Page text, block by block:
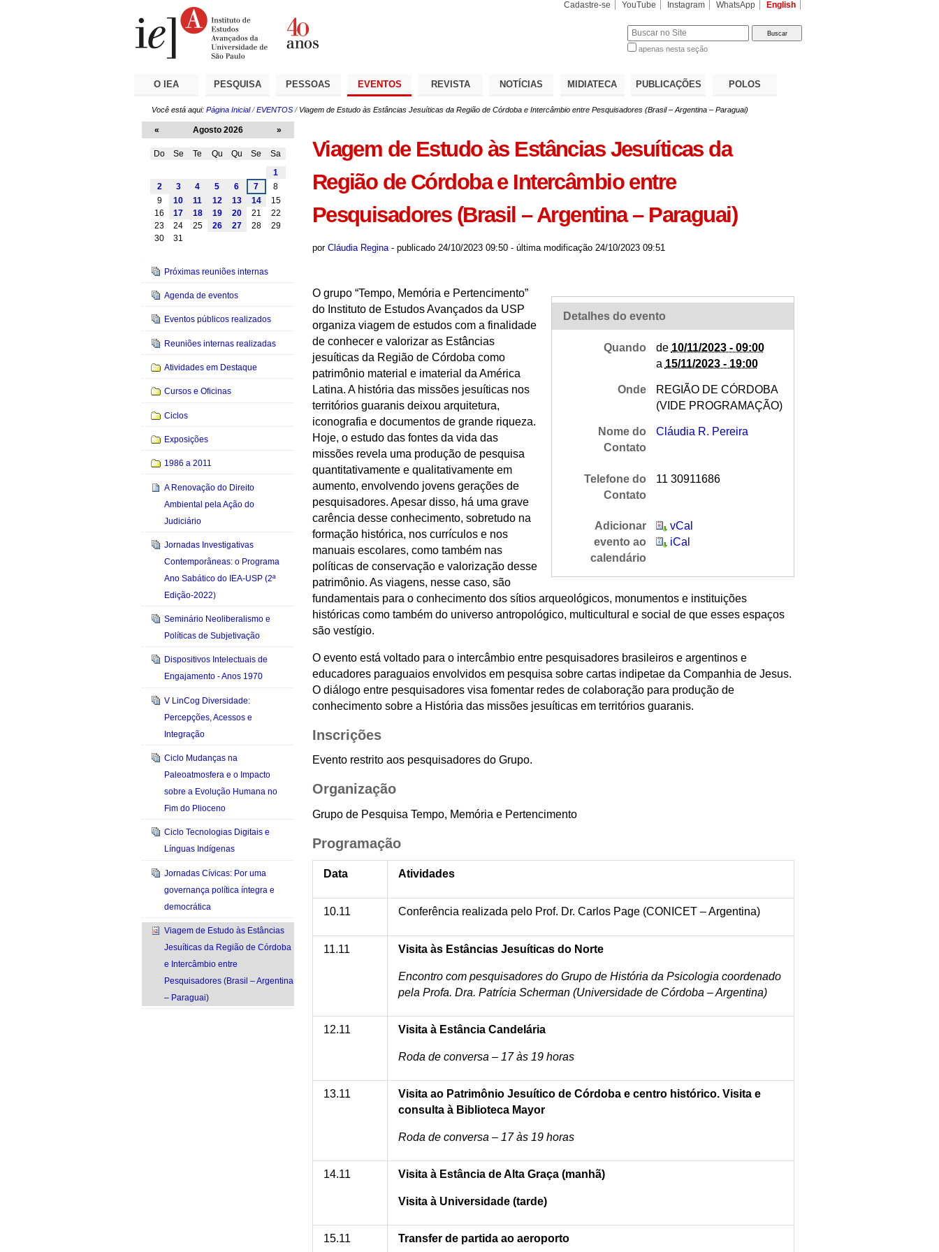
Cadastre-se YouTube Instagram WhatsApp English
apenas nesta seção
O IEA PESQUISA PESSOAS EVENTOS REVISTA NOTÍCIAS MIDIATECA PUBLICAÇÕES POLOS
Você está aqui: Página Inicial /EVENTOS / Viagem de Estudo às Estâncias Jesuíticas da Região de Córdoba e Intercâmbio entre Pesquisadores (Brasil – Argentina – Paraguai)
Viagem de Estudo às Estâncias Jesuíticas da
Região de Córdoba e Intercâmbio entre
Pesquisadores (Brasil – Argentina – Paraguai)
por Cláudia Regina - publicado24/10/2023 09:50 - última modificação24/10/2023 09:51
Detalhes do evento
Quando de 10/11/2023 - 09:00
a 15/11/2023 - 19:00
Onde
REGIÃO DE CÓRDOBA
(VIDE PROGRAMAÇÃO)
Nome do
Contato
Cláudia R. Pereira
Telefone do
Contato
11 30911686
Adicionar
evento ao
calendário
vCal
iCal
O grupo “Tempo, Memória e Pertencimento”
do Instituto de Estudos Avançados da USP
organiza viagem de estudos com a finalidade
de conhecer e valorizar as Estâncias
jesuíticas da Região de Córdoba como
patrimônio material e imaterial da América
Latina. A história das missões jesuíticas nos
territórios guaranis deixou arquitetura,
iconografia e documentos de grande riqueza.
Hoje, o estudo das fontes da vida das
missões revela uma produção de pesquisa
quantitativamente e qualitativamente em
aumento, envolvendo jovens gerações de
pesquisadores. Apesar disso, há uma grave
carência desse conhecimento, sobretudo na
formação histórica, nos currículos e nos
manuais escolares, como também nas
políticas de conservação e valorização desse
patrimônio. As viagens, nesse caso, são
fundamentais para o conhecimento dos sítios arqueológicos, monumentos e instituições
históricas como também do universo antropológico, multicultural e social de que esses espaços
são vestígio.
O evento está voltado para o intercâmbio entre pesquisadores brasileiros e argentinos e
educadores paraguaios envolvidos em pesquisa sobre cartas indipetae da Companhia de Jesus.
O diálogo entre pesquisadores visa fomentar redes de colaboração para produção de
conhecimento sobre a História das missões jesuíticas em territórios guaranis.
Inscrições
Evento restrito aos pesquisadores do Grupo.
Organização
Grupo de Pesquisa Tempo, Memória e Pertencimento
Programação
Data Atividades
10.11 Conferência realizada pelo Prof. Dr. Carlos Page (CONICET – Argentina)
11.11 Visita às Estâncias Jesuíticas do Norte
Encontro com pesquisadores do Grupo de História da Psicologia coordenado
pela Profa. Dra. Patrícia Scherman (Universidade de Córdoba – Argentina)
12.11 Visita à Estância Candelária
Roda de conversa – 17 às 19 horas
13.11
Visita ao Patrimônio Jesuítico de Córdoba e centro histórico. Visita e
consulta à Biblioteca Mayor
Roda de conversa – 17 às 19 horas
14.11 Visita à Estância de Alta Graça (manhã)
Visita à Universidade (tarde)
15.11 Transfer de partida ao aeroporto
« Agosto 2026 »
Do Se Te Qu Qu Se
Sa
1
2
3 4 5 6 7
8
9
10 11 12 13 14
15
16
17 18 19 20 21
22
23
24 25 26 27 28
29
30
31
Navegação
Próximas reuniões internas
Agenda de eventos
Eventos públicos realizados
Reuniões internas realizadas
Atividades em Destaque
Cursos e Oficinas
Ciclos
Exposições
1986 a 2011
A Renovação do Direito
Ambiental pela Ação do
Judiciário
Jornadas Investigativas
Contemporâneas: o Programa
Ano Sabático do IEA-USP (2ª
Edição-2022)
Seminário Neoliberalismo e
Políticas de Subjetivação
Dispositivos Intelectuais de
Engajamento - Anos 1970
V LinCog Diversidade:
Percepções, Acessos e
Integração
Ciclo Mudanças na
Paleoatmosfera e o Impacto
sobre a Evolução Humana no
Fim do Plioceno
Ciclo Tecnologias Digitais e
Línguas Indígenas
Jornadas Cívicas: Por uma
governança política íntegra e
democrática
Viagem de Estudo às Estâncias
Jesuíticas da Região de Córdoba
e Intercâmbio entre
Pesquisadores (Brasil – Argentina
– Paraguai)